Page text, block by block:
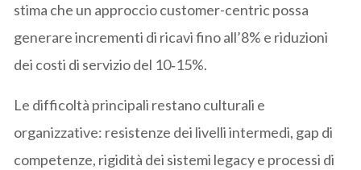
stima che un approccio customer-centric possa
generare incrementi di ricavi fino all’8% e riduzioni
dei costi di servizio del 10‑15%.
Le difficoltà principali restano culturali e
organizzative: resistenze dei livelli intermedi, gap di
competenze, rigidità dei sistemi legacy e processi di